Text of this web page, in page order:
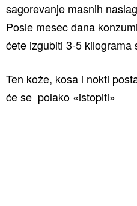
sagorevanje masnih
Posle mesec dana
ćete izgubiti 3-5 kilograma
Ten kože, kosa i nokti
će se polako «istopiti»